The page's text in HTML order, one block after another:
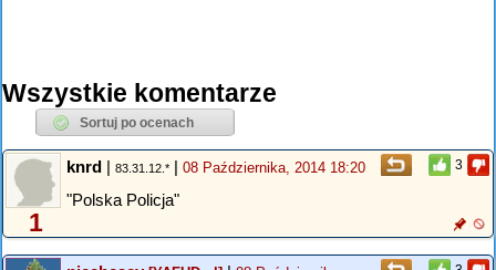
Wszystkie komentarze
3
1
knrd | 83.31.12.* | 08 Października, 2014 18:20
"Polska Policja"